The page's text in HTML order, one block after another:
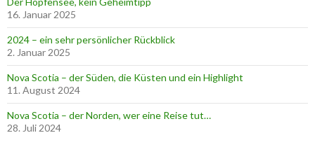
16. Januar 2025
2024 – ein sehr persönlicher Rückblick
2. Januar 2025
Nova Scotia – der Süden, die Küsten und ein Highlight
11. August 2024
Nova Scotia – der Norden, wer eine Reise tut…
28. Juli 2024